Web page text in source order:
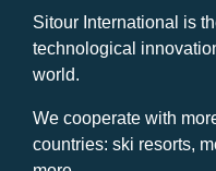
Sitour International is
technological
world.
We cooperate with
countries: ski resorts,